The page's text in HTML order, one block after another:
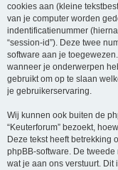
cookies aan (kleine
van je computer worden
indentificatienummer
“session-id”). Deze twee
software aan je
wanneer je onderwerpen
gebruikt om op te slaan
je gebruikerservaring.
Wij kunnen ook buiten de
“Keuterforum” bezoekt,
Deze tekst heeft betrekking
phpBB-software. De
wat je aan ons verstuurt.